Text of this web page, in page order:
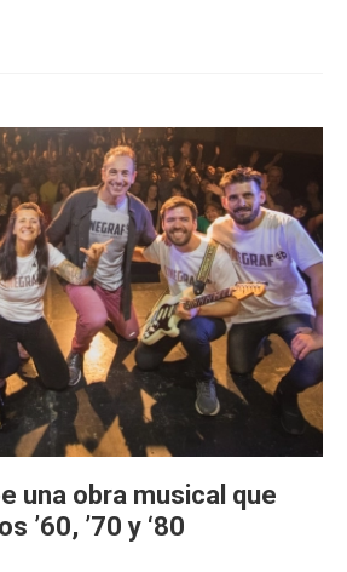
una obra musical que
’60, ’70 y ‘80